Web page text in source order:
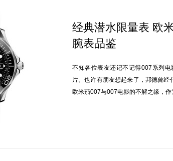
经典潜水限量表 欧
腕表品鉴
不知各位表友还记不记得007系列
片。也许有朋友想起来了，邦德曾
欧米茄007与007电影的不解之缘，